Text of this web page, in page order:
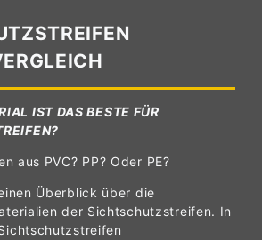
IST DAS BESTE FÜR
aus PVC? PP? Oder PE?
Überblick über die
der Sichtschutzstreifen. In